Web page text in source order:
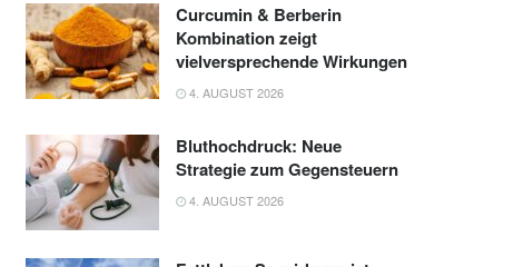
Curcumin & Berberin
Kombination zeigt
vielversprechende Wirkungen
4. AUGUST 2026
Bluthochdruck: Neue
Strategie zum Gegensteuern
4. AUGUST 2026